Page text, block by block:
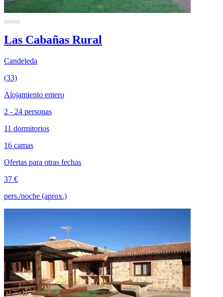
Las Cabañas Rural
Candeleda
(33)
Alojamiento entero
2 - 24 personas
11 dormitorios
16 camas
Ofertas para otras fechas
37 €
pers./noche (aprox.)